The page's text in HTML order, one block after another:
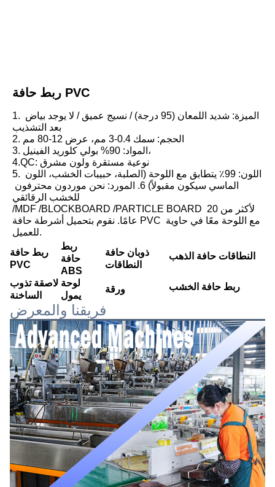
ربط حافة PVC
1. الميزة: شديد اللمعان (95 درجة) / نسيج عميق / لا يوجد بياض
بعد التشذيب
2. الحجم: سمك 0.4-3 مم، عرض 12-80 مم
3. المواد: 90% بولي كلوريد الفينيل،
4.QC: نوعية مستقرة ولون مشرق
5. اللون: 99٪ يتطابق مع اللوحة (الصلبة، حبيبات الخشب، اللون
للخشب الرقائقي
/MDF /BLOCKBOARD /PARTICLE BOARD لأكثر من 20
عامًا. نقوم بتحميل أشرطة حافة PVC مع اللوحة معًا في حاوية
للعميل.
ربط حافة
PVC
ربط
حافة
ABS
ذوبان حافة
النطاقات
النطاقات حافة الذهب
لاصقة تذوب
الساخنة
لوحة
يمول
ربط حافة الخشب
فريقنا والمعرض